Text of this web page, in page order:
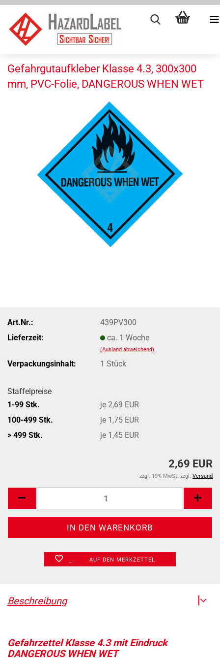
Gefahrgutaufkleber Klasse 4.3, 300x300
mm, PVC-Folie, DANGEROUS WHEN WET
Art.Nr.:
439PV300
Lieferzeit:
ca. 1 Woche
(Ausland abweichend)
Verpackungsinhalt: 1 Stück
Staffelpreise
1-99 Stk.
je 2,69 EUR
100-499 Stk.
je 1,75 EUR
> 499 Stk.
je 1,45 EUR
2,69 EUR
zzgl. 19% MwSt. zzgl. Versand
AUF DEN MERKZETTEL
Beschreibung
Gefahrzettel Klasse 4.3 mit Eindruck
DANGEROUS WHEN WET